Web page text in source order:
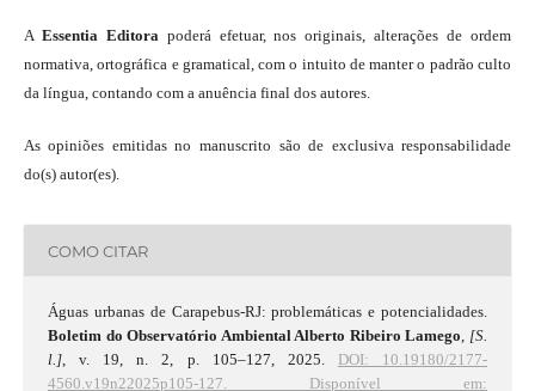
A Essentia Editorapoderá efetuar, nos originais, alterações de ordem
normativa, ortográfica e gramatical, com o intuito de manter o padrão culto
da língua, contando com a anuência final dos autores.
As opiniões emitidas no manuscrito são de exclusiva responsabilidade
do(s) autor(es).
COMO CITAR
Águas urbanas de Carapebus-RJ: problemáticas e potencialidades.
Boletim do Observatório Ambiental Alberto Ribeiro Lamego, [S.
l.], v. 19, n. 2, p. 105–127, 2025. DOI: 10.19180/2177-
4560.v19n22025p105-127. Disponível em: